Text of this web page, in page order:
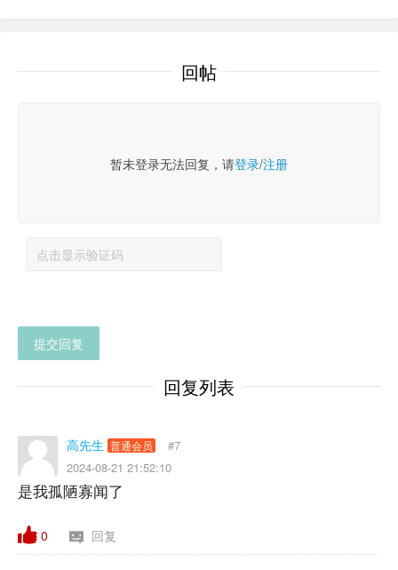
回帖
暂未登录无法回复，请登录/注册
提交回复
回复列表
高先生 普通会员
#7
2024-08-21 21:52:10
是我孤陋寡闻了
0 回复